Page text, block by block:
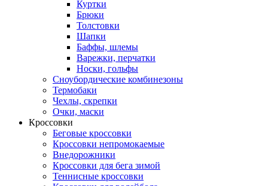
Куртки
Брюки
Толстовки
Шапки
Баффы, шлемы
Варежки, перчатки
Носки, гольфы
Сноубордические комбинезоны
Термобаки
Чехлы, скрепки
Очки, маски
Кроссовки
Беговые кроссовки
Кроссовки непромокаемые
Внедорожники
Кроссовки для бега зимой
Теннисные кроссовки